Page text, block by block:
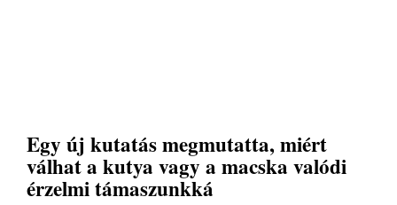
Egy új kutatás megmutatta, miért
válhat a kutya vagy a macska valódi
érzelmi támaszunkká